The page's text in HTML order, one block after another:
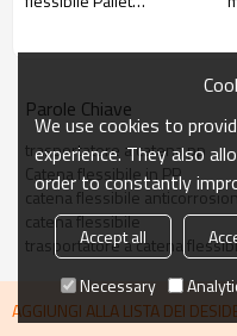
trasmissioneper
rapido del carico
Parole Chiave
trasportatore a catena pp
Catena flessibile in PP
catena flessibile
catena flessibile
trasportatore a catena
AGGIUNGI ALLA LISTA DEI
We use cookies to
experience. They also
order to constantly
Accept all
Necessary